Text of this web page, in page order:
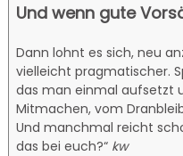
Und wenn gute
Dann lohnt es sich, neu
vielleicht pragmatischer.
das man einmal aufsetzt
Mitmachen, vom
Und manchmal reicht
das bei euch?“ kw